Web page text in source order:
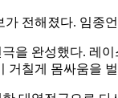
전해졌다. 임종
을 완성했다. 레
거칠게 몸싸움을